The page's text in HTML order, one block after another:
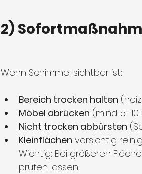
2)
Wenn Schimmel sichtbar ist:
Bereich trocken halten
Möbel abrücken (mind.
Nicht trocken abbürsten
Kleinflächen vorsichtig
Wichtig: Bei größeren
prüfen lassen.